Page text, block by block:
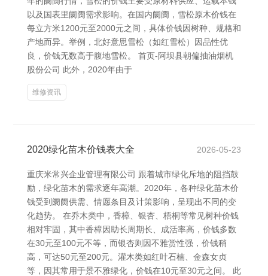
以及国表里阛阓需求影响。在国内阛阓，雪松原木价钱在
每立方米1200元至2000元之间，具体价钱因树种、规格和
产地而异。举例，北好意思雪松（如红雪松）因品性优
良，价钱无数高于腹地雪松。 首页-阿坝县朝偏抽油烟机
股份公司 此外，2020年由于
维修资讯
2020绿化苗木价钱表大全 2026-05-23
重庆米常兴企业管理有限公司 跟着城市绿化斥地的阻挡鼓
励，绿化苗木的需求逐年高潮。2020年，各种绿化苗木价
钱受到阛阓供需、情愿条目及计策影响，呈现出不同的变
化趋势。 在乔木类中，香樟、银杏、梧桐等常见树种价钱
相对牢固，其中香樟因助长周期长、成活率高，价钱多数
在30元至100元不等，而银杏则因不雅赏性强，价钱稍
高，可达50元至200元。灌木类如红叶石楠、金森女贞
等，因其常用于景不雅绿化，价钱在10元至30元之间。 此